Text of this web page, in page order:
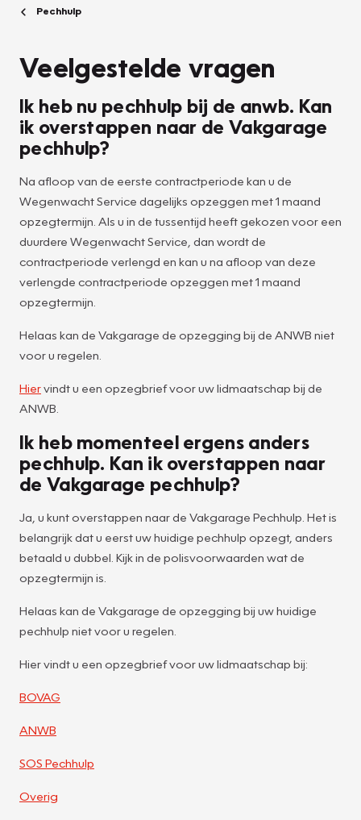
Pechhulp
Veelgestelde vragen
Ik heb nu pechhulp bij de anwb. Kan
ik overstappen naar de Vakgarage
pechhulp?
Na afloop van de eerste contractperiode kan u de
Wegenwacht Service dagelijks opzeggen met 1 maand
opzegtermijn. Als u in de tussentijd heeft gekozen voor een
duurdere Wegenwacht Service, dan wordt de
contractperiode verlengd en kan u na afloop van deze
verlengde contractperiode opzeggen met 1 maand
opzegtermijn.
Helaas kan de Vakgarage de opzegging bij de ANWB niet
voor u regelen.
Hiervindt u een opzegbrief voor uw lidmaatschap bij de
ANWB.
Ik heb momenteel ergens anders
pechhulp. Kan ik overstappen naar
de Vakgarage pechhulp?
Ja, u kunt overstappen naar de Vakgarage Pechhulp. Het is
belangrijk dat u eerst uw huidige pechhulp opzegt, anders
betaald u dubbel. Kijk in de polisvoorwaarden wat de
opzegtermijn is.
Helaas kan de Vakgarage de opzegging bij uw huidige
pechhulp niet voor u regelen.
Hier vindt u een opzegbrief voor uw lidmaatschap bij:
BOVAG
ANWB
SOS Pechhulp
Overig